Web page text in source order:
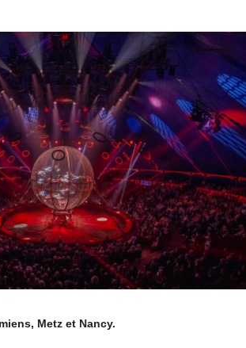
Metz et Nancy.